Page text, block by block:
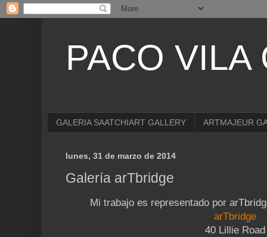
PACO VILA
GALERIA SAATCHIART GALLERY ARTMAJEUR
lunes, 31 de marzo de 2014
Galería arTbridge
Mi trabajo es representado por
arTbridge
40 Lillie Road